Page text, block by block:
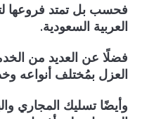
فحسب بل تمتد فروعها
العربية السعودية.
فضلًا عن العديد من
العزل بمُختلف أنواعه
وأيضًا تسليك المجاري